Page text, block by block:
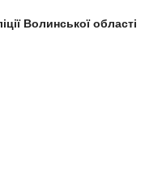
Волинської області